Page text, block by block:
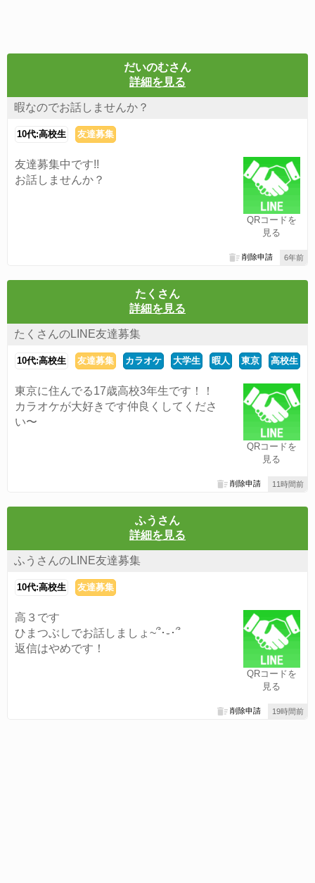
だいのむさん
詳細を見る
暇なのでお話しませんか？
10代:高校生 友達募集
QRコードを
見る
友達募集中です!!
お話しませんか？
6年前
削除申請
たくさん
詳細を見る
たくさんのLINE友達募集
10代:高校生 友達募集 カラオケ 大学生 暇人 東京 高校生
QRコードを
見る
東京に住んでる17歳高校3年生です！！
カラオケが大好きです仲良くしてくださ
い〜
11時間前
削除申請
ふうさん
詳細を見る
ふうさんのLINE友達募集
10代:高校生 友達募集
QRコードを
見る
高３です
ひまつぶしでお話しましょ~՞･֊･՞
返信はやめです！
19時間前
削除申請